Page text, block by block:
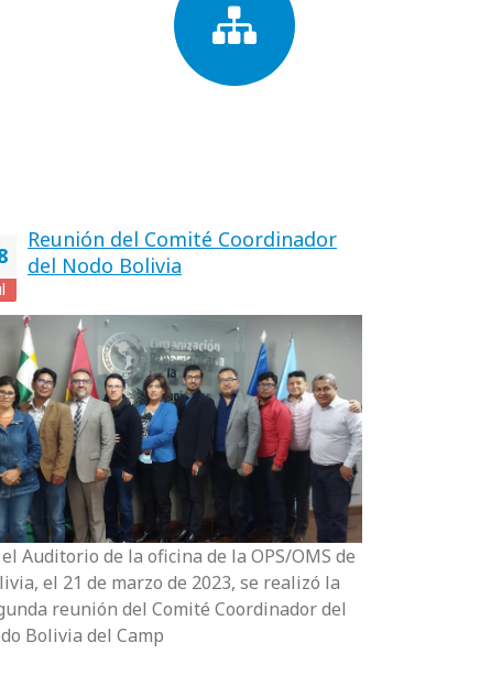
Reunión del Comité Coordinador
del Nodo Bolivia
el Auditorio de la oficina de la OPS/OMS de
el 21 de marzo de 2023, se realizó la
reunión del Comité Coordinador del
Bolivia del Camp